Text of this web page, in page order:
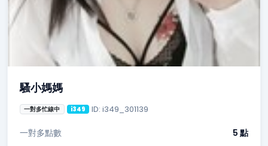
騷小媽媽
一對多忙線中 i349 ID: i349_301139
一對多點數 5 點